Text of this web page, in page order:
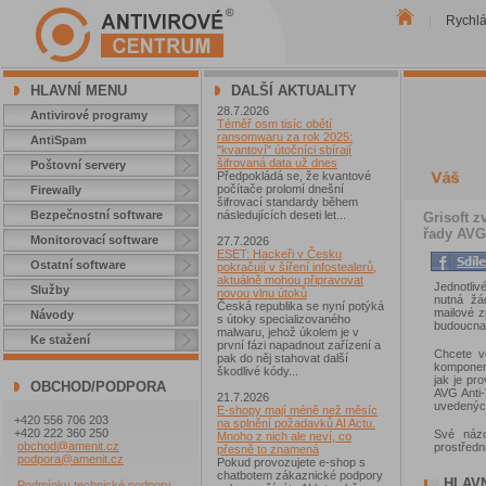
HLAVNÍ MENU
Antivirové programy
AntiSpam
Poštovní servery
Firewally
Bezpečnostní software
Monitorovací software
Ostatní software
Služby
Návody
Ke stažení
OBCHOD/PODPORA
+420 556 706 203
+420 222 360 250
obchod@amenit.cz
podpora@amenit.cz
DALŠÍ AKTUALITY
28.7.2026
Téměř osm tisíc obětí
ransomwaru za rok 2025:
"kvantoví" útočníci sbírají
šifrovaná data už dnes
Předpokládá se, že kvantové
počítače prolomí dnešní
šifrovací standardy během
následujících deseti let...
27.7.2026
ESET: Hackeři v Česku
pokračují v šíření infostealerů,
aktuálně mohou připravovat
novou vlnu útoků
Česká republika se nyní potýká
s útoky specializovaného
malwaru, jehož úkolem je v
první fázi napadnout zařízení a
pak do něj stahovat další
škodlivé kódy...
21.7.2026
E-shopy mají méně než měsíc
na splnění požadavků AI Actu.
Mnoho z nich ale neví, co
přesně to znamená
Pokud provozujete e-shop s
chatbotem zákaznické podpory
Grisoft
řady
nutná
mailové
Chcete
jak je
AVG
Své